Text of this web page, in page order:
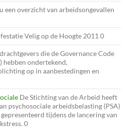
een overzicht van arbeidsongevallen
Velig op de Hoogte 2011 0
die de Governance Code
hebben ondertekend,
op in aanbestedingen en
De Stichting van de Arbeid heeft
psychosociale arbeidsbelasting (PSA)
tijdens de lancering van
0